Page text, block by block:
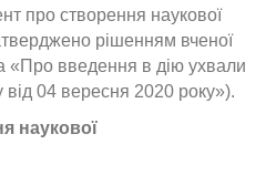
про створення наукової
рішенням вченої
введення в дію ухвали
від 04 вересня 2020 року»).
наукової